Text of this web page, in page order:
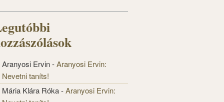
Aranyosi Ervin-Aranyosi Ervin:
Nevetni taníts!
Mária Klára Róka-Aranyosi Ervin: